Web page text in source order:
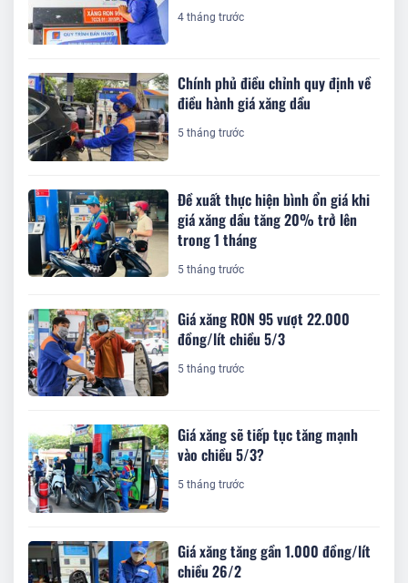
4 tháng trước
Chính phủ điều chỉnh quy định về
điều hành giá xăng dầu
5 tháng trước
Đề xuất thực hiện bình ổn giá khi
giá xăng dầu tăng 20% trở lên
trong 1 tháng
5 tháng trước
Giá xăng RON 95 vượt 22.000
đồng/lít chiều 5/3
5 tháng trước
Giá xăng sẽ tiếp tục tăng mạnh
vào chiều 5/3?
5 tháng trước
Giá xăng tăng gần 1.000 đồng/lít
chiều 26/2